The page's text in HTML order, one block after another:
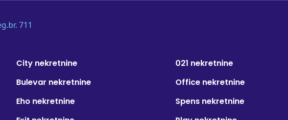
711
City nekretnine 021 nekretnine
Bulevar nekretnine Office nekretnine
Eho nekretnine Spens nekretnine